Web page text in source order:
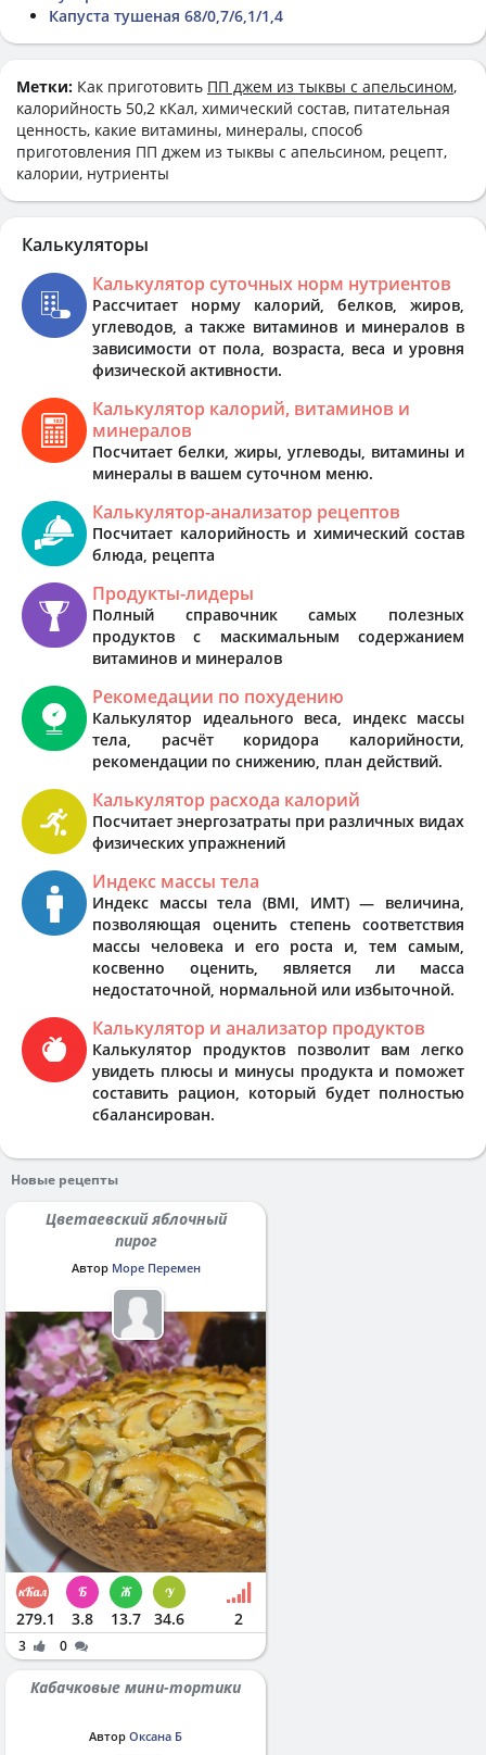
Капуста тушеная 68/0,7/6,1/1,4
Метки: Как приготовить ПП джем из тыквы с апельсином,
калорийность 50,2 кКал, химический состав, питательная
ценность, какие витамины, минералы, способ
приготовления ПП джем из тыквы с апельсином, рецепт,
калории, нутриенты
Калькуляторы
Калькулятор суточных норм нутриентов
Рассчитает норму калорий, белков, жиров,
углеводов, а также витаминов и минералов в
зависимости от пола, возраста, веса и уровня
физической активности.
Калькулятор калорий, витаминов и
минералов
Посчитает белки, жиры, углеводы, витамины и
минералы в вашем суточном меню.
Калькулятор-анализатор рецептов
Посчитает калорийность и химический состав
блюда, рецепта
Продукты-лидеры
Полный справочник самых полезных
продуктов с маскимальным содержанием
витаминов и минералов
Рекомедации по похудению
Калькулятор идеального веса, индекс массы
тела, расчёт коридора калорийности,
рекомендации по снижению, план действий.
Калькулятор расхода калорий
Посчитает энергозатраты при различных видах
физических упражнений
Индекс массы тела
Индекс массы тела (BMI, ИМТ) — величина,
позволяющая оценить степень соответствия
массы человека и его роста и, тем самым,
косвенно оценить, является ли масса
недостаточной, нормальной или избыточной.
Калькулятор и анализатор продуктов
Калькулятор продуктов позволит вам легко
увидеть плюсы и минусы продукта и поможет
составить рацион, который будет полностью
сбалансирован.
Новые рецепты
Цветаевский яблочный
пирог
Автор Море Перемен
279.1 3.8 13.7 34.6 2
3 0
Кабачковые мини-тортики
Автор Оксана Б